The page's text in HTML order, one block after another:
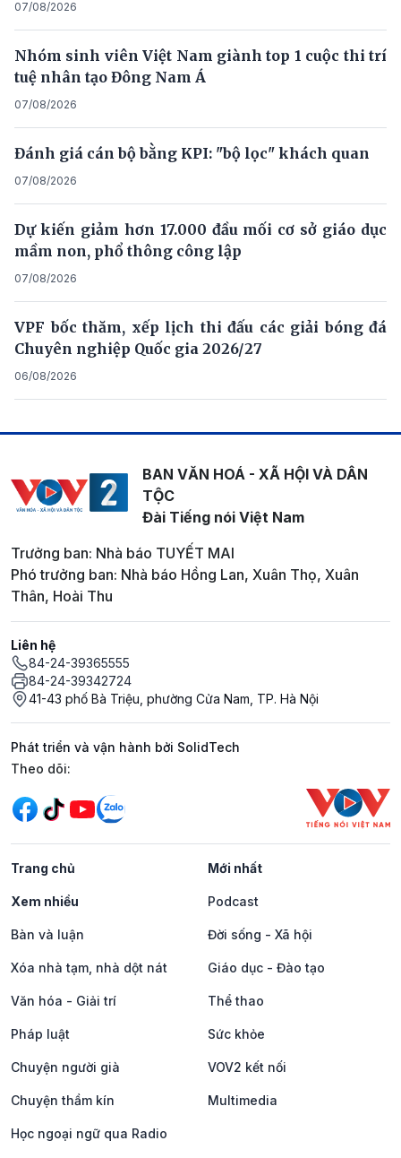
07/08/2026
Nhóm sinh viên Việt Nam giành top 1 cuộc thi trí
tuệ nhân tạo Đông Nam Á
07/08/2026
Đánh giá cán bộ bằng KPI: "bộ lọc" khách quan
07/08/2026
Dự kiến giảm hơn 17.000 đầu mối cơ sở giáo dục
mầm non, phổ thông công lập
07/08/2026
VPF bốc thăm, xếp lịch thi đấu các giải bóng đá
Chuyên nghiệp Quốc gia 2026/27
06/08/2026
BAN VĂN HOÁ - XÃ HỘI VÀ DÂN
TỘC
Đài Tiếng nói Việt Nam
Trưởng ban: Nhà báo TUYẾT MAI
Phó trưởng ban: Nhà báo Hồng Lan, Xuân Thọ, Xuân
Thân, Hoài Thu
Liên hệ
84-24-39365555
84-24-39342724
41-43 phố Bà Triệu, phường Cửa Nam, TP. Hà Nội
Phát triển và vận hành bởi SolidTech
Mạng xã hội
Theo dõi:
Trang chủ Mới nhất
Xem nhiều Podcast
Bàn và luận Đời sống - Xã hội
Xóa nhà tạm, nhà dột nát Giáo dục - Đào tạo
Văn hóa - Giải trí Thể thao
Pháp luật Sức khỏe
Chuyện người già VOV2 kết nối
Chuyện thầm kín Multimedia
Học ngoại ngữ qua Radio